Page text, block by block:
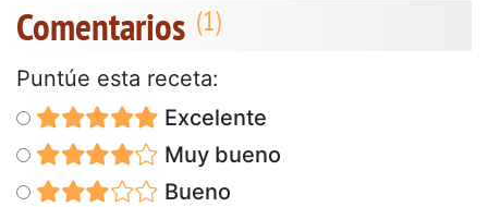
Comentarios
Puntúe esta receta:
Excelente
Muy bueno
Bueno